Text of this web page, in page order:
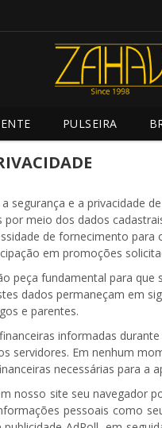
PULSEIRA
a segurança e a privacidade
meio dos dados
de fornecimento
em promoções
peça fundamental para
dados permaneçam em
e parentes.
informadas
servidores. Em nenhum
necessárias para a
nosso site seu navegador
pessoais como